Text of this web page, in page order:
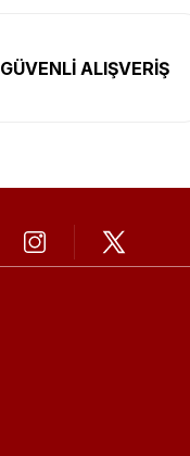
GÜVENLİ ALIŞVERİŞ